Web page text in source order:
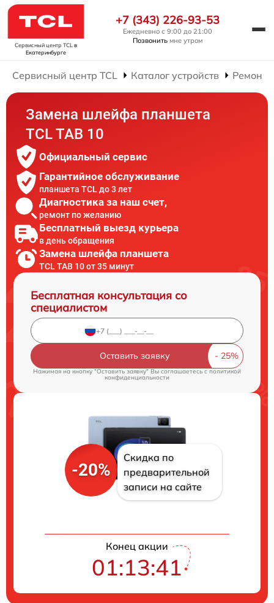
Сервисный центр TCL в
Екатеринбурге
+7 (343) 226-93-53
Ежедневно с 9:00 до 21:00
Позвонить мне утром
Сервисный центр TCL Каталог устройств Ремонт
Замена шлейфа планшета
TCL TAB 10
Официальный сервис
Гарантийное обслуживание
планшета TCL до 3 лет
Диагностика за наш счет,
ремонт по желанию
Бесплатный выезд курьера
в день обращения
Замена шлейфа планшета
TCL TAB 10 от 35 минут
Бесплатная консультация со
специалистом
Оставить заявку
Нажимая на кнопку "Оставить заявку" Вы соглашаетесь cполитикой
конфиденциальности
-20%
Скидка по
предварительной
записи на сайте
Конец акции
01:13:41